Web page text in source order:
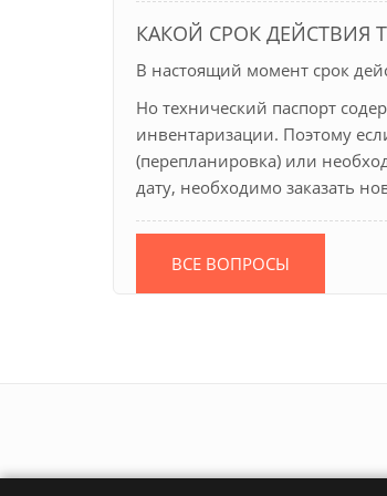
КАКОЙ СРОК ДЕЙСТВИЯ
В настоящий момент срок
Но технический паспорт
инвентаризации. Поэтому
(перепланировка) или
дату, необходимо заказать
ВСЕ ВОПРОСЫ